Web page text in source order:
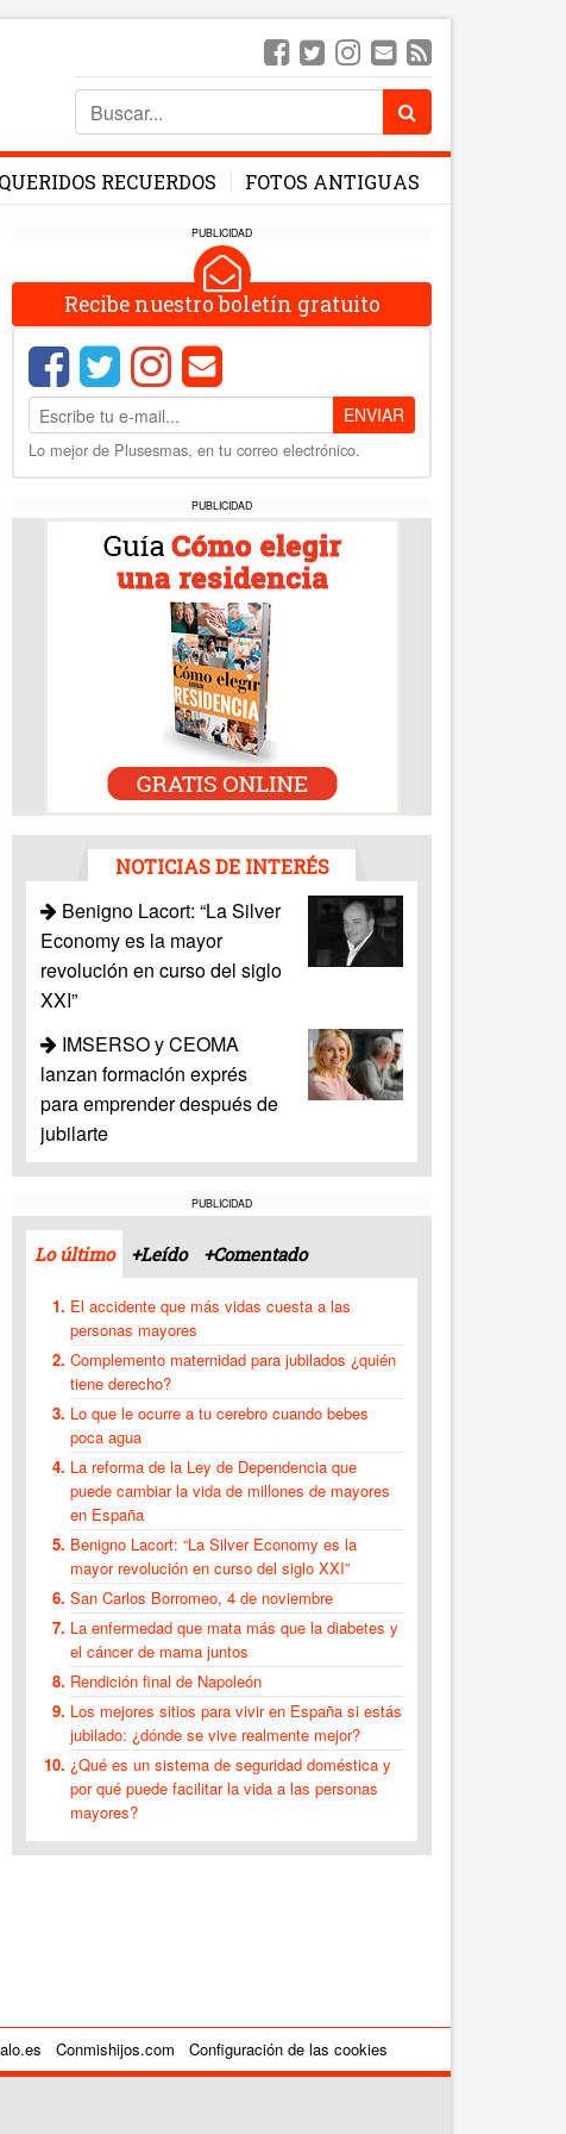
QUERIDOS RECUERDOS FOTOS ANTIGUAS
PUBLICIDAD
Recibe nuestro boletín gratuito
ENVIAR
Lo mejor de Plusesmas, en tu correo electrónico.
PUBLICIDAD
NOTICIAS DE INTERÉS
Benigno Lacort: “La Silver
Economy es la mayor
revolución en curso del siglo
XXI”
IMSERSO y CEOMA
lanzan formación exprés
para emprender después de
jubilarte
PUBLICIDAD
Lo último +Leído +Comentado
El accidente que más vidas cuesta a las
personas mayores
Complemento maternidad para jubilados ¿quién
tiene derecho?
Lo que le ocurre a tu cerebro cuando bebes
poca agua
La reforma de la Ley de Dependencia que
puede cambiar la vida de millones de mayores
en España
Benigno Lacort: “La Silver Economy es la
mayor revolución en curso del siglo XXI”
San Carlos Borromeo, 4 de noviembre
La enfermedad que mata más que la diabetes y
el cáncer de mama juntos
Rendición final de Napoleón
Los mejores sitios para vivir en España si estás
jubilado: ¿dónde se vive realmente mejor?
¿Qué es un sistema de seguridad doméstica y
por qué puede facilitar la vida a las personas
mayores?
Conmishijos.com Configuración de las cookies